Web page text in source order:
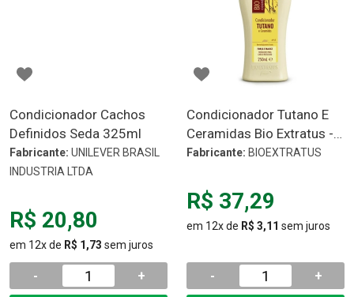
Condicionador Cachos
Definidos Seda 325ml
Fabricante: UNILEVER BRASIL
INDUSTRIA LTDA
R$ 20,80
em 12x de R$ 1,73 sem juros
- +
Condicionador Tutano E
Ceramidas Bio Extratus -
250ml
Fabricante: BIOEXTRATUS
R$ 37,29
em 12x de R$ 3,11 sem juros
- +